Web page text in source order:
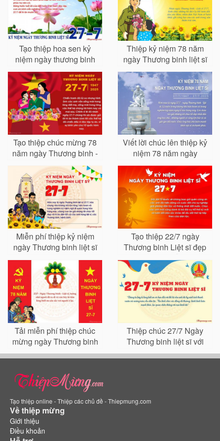
Tạo thiệp hoa sen kỷ
niệm ngày thương binh
liệt sĩ 27-7
Thiệp kỷ niệm 78 năm
ngày Thương binh liệt sĩ
27/7
Tạo thiệp chúc mừng 78
năm ngày Thương binh -
Liệt sĩ
Viết lời chúc lên thiệp kỷ
niệm 78 năm ngày
Thương binh liệt sĩ 27/7
Miễn phí thiệp kỷ niệm
ngày Thương binh liệt sĩ
Tạo thiệp 22/7 ngày
Thương binh Liệt sĩ đẹp
mới nhất
Tải miễn phí thiệp chúc
mừng ngày Thương binh
liệt sĩ 27/7
Thiệp chúc 27/7 Ngày
Thương binh liệt sĩ với
lời chúc
Tạo thiệp online - Thiệp các chủ đề - Thiepmung.com
Về thiệp mừng
Giới thiệu
Điều khoản